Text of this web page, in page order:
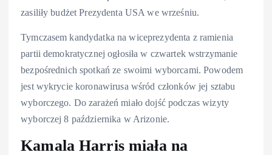
zasiliły budżet Prezydenta USA we wrześniu.
Tymczasem kandydatka na wiceprezydenta z ramienia
partii demokratycznej ogłosiła w czwartek wstrzymanie
bezpośrednich spotkań ze swoimi wyborcami. Powodem
jest wykrycie koronawirusa wśród członków jej sztabu
wyborczego. Do zarażeń miało dojść podczas wizyty
wyborczej 8 października w Arizonie.
Kamala Harris miała na